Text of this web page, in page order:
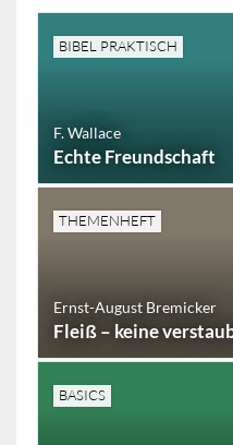
BIBEL PRAKTISCH
F. Wallace
Echte Freundschaft
THEMENHEFT
Ernst-August Bremicker
Fleiß – keine
BASICS